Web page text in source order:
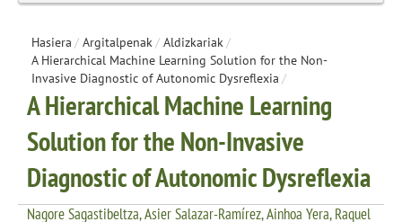
Hasiera / Argitalpenak/ Aldizkariak/
A Hierarchical Machine Learning Solution for the Non-
Invasive Diagnostic of Autonomic Dysreflexia /
A Hierarchical Machine Learning
Solution for the Non-Invasive
Diagnostic of Autonomic Dysreflexia
Nagore Sagastibeltza, Asier Salazar-Ramírez, Ainhoa Yera, Raquel